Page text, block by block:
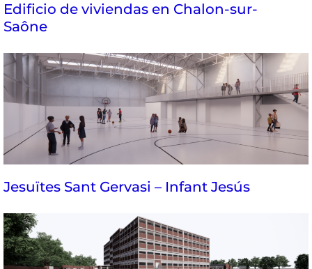
Edificio de viviendas en Chalon-sur-
Saône
Jesuïtes Sant Gervasi – Infant Jesús